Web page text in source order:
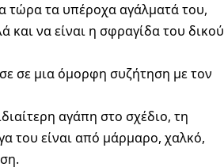
τώρα τα υπέροχα αγάλματά του,
και να είναι η σφραγίδα του δικού
σε μια όμορφη συζήτηση με τον
αγάπη στο σχέδιο, τη
του είναι από μάρμαρο, χαλκό,